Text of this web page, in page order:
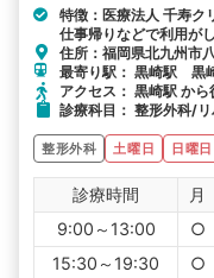
特徴：医療法人 千寿ク
仕事帰りなどで利用が
住所：福岡県北九州市
最寄り駅： 黒崎駅 黒
アクセス： 黒崎駅 か
診療科目： 整形外科/
整形外科 土曜日 日曜日
診療時間 月
9:00～13:00
○
15:30～19:30
○